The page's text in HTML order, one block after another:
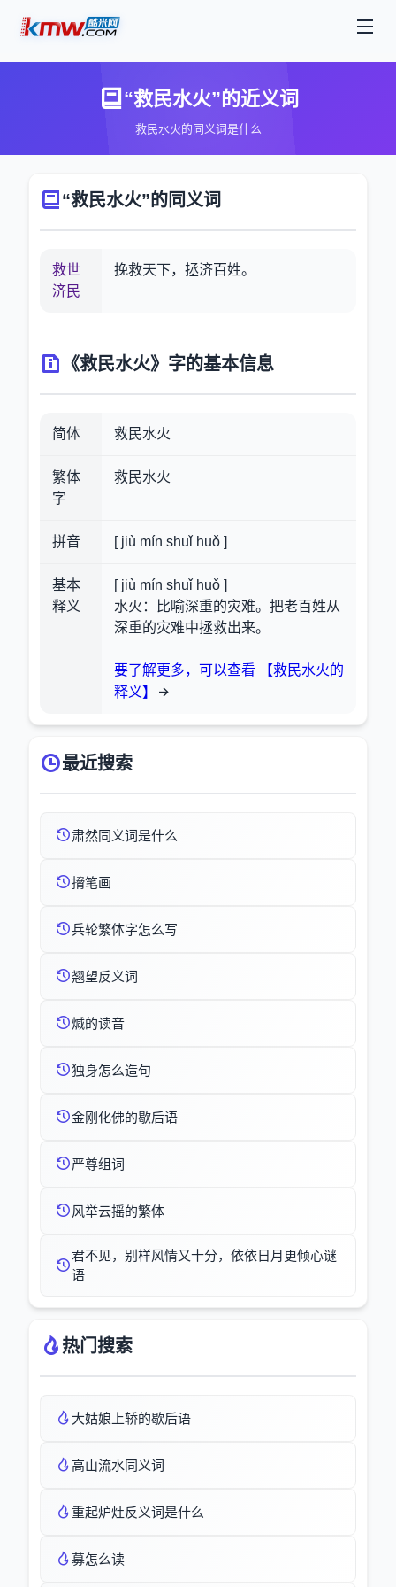
“救民水火”的近义词
救民水火的同义词是什么
“救民水火”的同义词
救世
济民
挽救天下，拯济百姓。
《救民水火》字的基本信息
简体 救民水火
繁体
字
救民水火
拼音 [ jiù mín shuǐ huǒ ]
基本
释义
[ jiù mín shuǐ huǒ ]
水火：比喻深重的灾难。把老百姓从
深重的灾难中拯救出来。
要了解更多，可以查看 【救民水火的
释义】
最近搜索
肃然同义词是什么
搚笔画
兵轮繁体字怎么写
翘望反义词
煘的读音
独身怎么造句
金刚化佛的歇后语
严尊组词
风举云摇的繁体
君不见，别样风情又十分，依依日月更倾心谜
语
热门搜索
大姑娘上轿的歇后语
高山流水同义词
重起炉灶反义词是什么
募怎么读